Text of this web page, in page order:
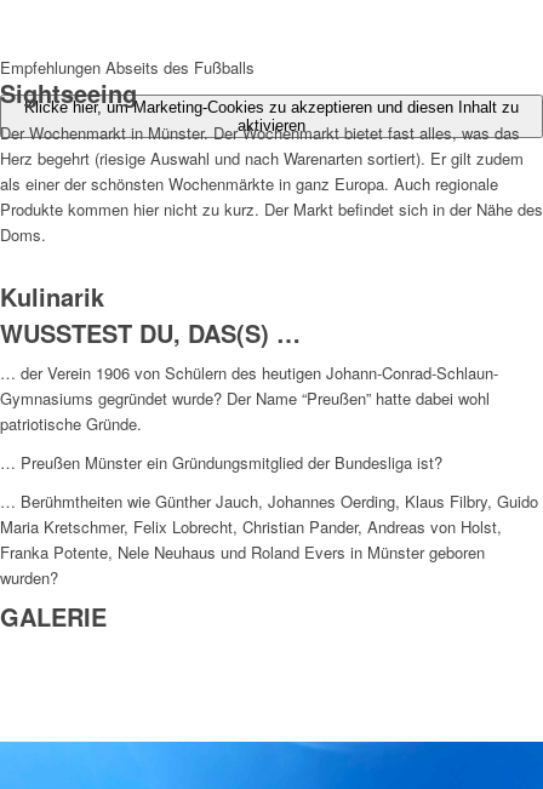
Klicke hier, um Marketing-Cookies zu akzeptieren und diesen Inhalt zu
aktivieren
Empfehlungen Abseits des Fußballs
Sightseeing
Der Wochenmarkt in Münster. Der Wochenmarkt bietet fast alles, was das
Herz begehrt (riesige Auswahl und nach Warenarten sortiert). Er gilt zudem
als einer der schönsten Wochenmärkte in ganz Europa. Auch regionale
Produkte kommen hier nicht zu kurz. Der Markt befindet sich in der Nähe des
Doms.
Kulinarik
WUSSTEST DU, DAS(S) …
… der Verein 1906 von Schülern des heutigen Johann-Conrad-Schlaun-
Gymnasiums gegründet wurde? Der Name “Preußen” hatte dabei wohl
patriotische Gründe.
… Preußen Münster ein Gründungsmitglied der Bundesliga ist?
… Berühmtheiten wie Günther Jauch, Johannes Oerding, Klaus Filbry, Guido
Maria Kretschmer, Felix Lobrecht, Christian Pander, Andreas von Holst,
Franka Potente, Nele Neuhaus und Roland Evers in Münster geboren
wurden?
GALERIE